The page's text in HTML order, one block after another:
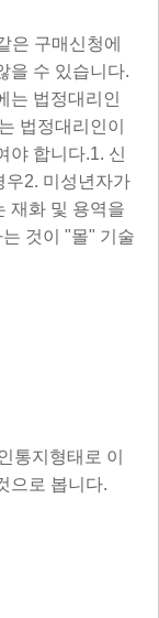
은 구매신청에
을 수 있습니다.
는 법정대리인
법정대리인이
야 합니다.1. 신
우2. 미성년자가
재화 및 용역을
것이 "몰" 기술
통지형태로 이
으로 봅니다.